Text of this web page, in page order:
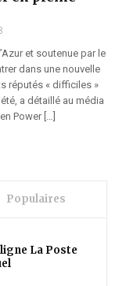
et soutenue par le
dans une nouvelle
réputés « difficiles »
a détaillé au média
Power […]
Populaires
La Poste